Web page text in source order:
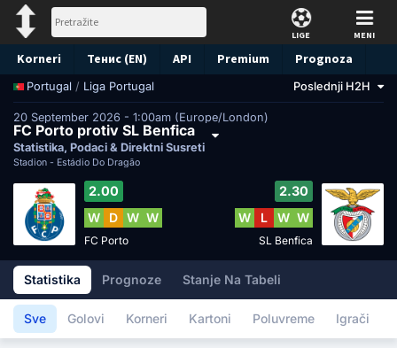
LIGE MENI
Korneri Тенис (EN) API Premium Prognoza
Portugal / Liga Portugal Poslednji H2H
20 September 2026 - 1:00am (Europe/London)
FC Porto protiv SL Benfica
Statistika, Podaci & Direktni Susreti
Stadion - Estádio Do Dragão
2.00
W
D W W
FC Porto
2.30
W
L W W
SL Benfica
Statistika Prognoze Stanje Na Tabeli
Sve Golovi Korneri Kartoni Poluvreme Igrači